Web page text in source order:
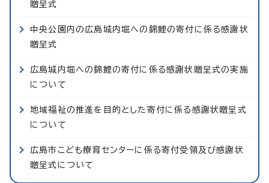
贈呈式
中央公園内の広島城内堀への錦鯉の寄付に係る感謝状
贈呈式
広島城内堀への錦鯉の寄付に係る感謝状贈呈式の実施
について
地域福祉の推進を目的とした寄付に係る感謝状贈呈式
について
広島市こども療育センターに係る寄付受領及び感謝状
贈呈式について